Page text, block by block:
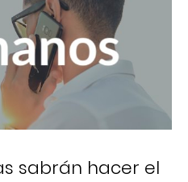
sabrán hacer el